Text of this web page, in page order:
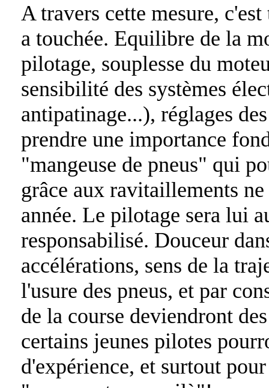
A travers cette mesure,
a touchée. Equilibre de la
pilotage, souplesse du
sensibilité des systèmes
antipatinage...), réglages
prendre une importance
"mangeuse de pneus" qui
grâce aux ravitaillements
année. Le pilotage sera lui
responsabilisé. Douceur
accélérations, sens de la
l'usure des pneus, et par
de la course deviendront
certains jeunes pilotes
d'expérience, et surtout